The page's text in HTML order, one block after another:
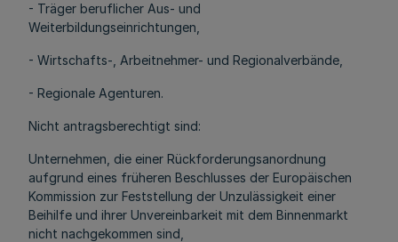
- Träger beruflicher Aus- und
Weiterbildungseinrichtungen,
- Wirtschafts-, Arbeitnehmer- und Regionalverbände,
- Regionale Agenturen.
Nicht antragsberechtigt sind:
Unternehmen, die einer Rückforderungsanordnung
aufgrund eines früheren Beschlusses der Europäischen
Kommission zur Feststellung der Unzulässigkeit einer
Beihilfe und ihrer Unvereinbarkeit mit dem Binnenmarkt
nicht nachgekommen sind,